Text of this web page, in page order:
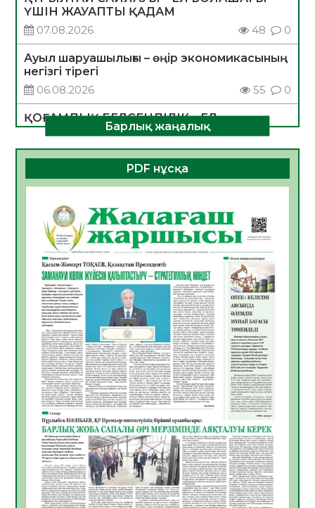
ҮШІН ЖАУАПТЫ ҚАДАМ
07.08.2026
48 0
Ауыл шаруашылығы – өңір экономикасының
негізгі тірегі
06.08.2026
55 0
ҚОҒАМДЫҚ БЕЛСЕНДІЛІК – ЕЛ
ДАМУЫНЫҢ НЕГІЗІ
06.08.2026
53 0
ҚҰРЫЛТАЙ САЙЛАУЫ – БОЛАШАҚҚА
БАСТАР ЖАУАПТЫ ТАҢДАУ
06.08.2026
Инфекциялық ауруларға қарсы иммундау
жұмыстарының тиімділігі
06.08.2026
57
Көкжөтел ауруы туралы
06.08.2026
55
АПВ вакцинасы туралы мәлімет
06.08.2026
56
Open Air: Қызылорда облысы полиция
департаменті 20 мыңнан астам
көрерменнің қауіпсіздігін қамтамасыз етті
06.08.2026
66
ҚЫЗЫЛОРДАДА «САНАЛЫ ҰРПАҚ –
ЖАРҚЫН БОЛАШАҚ» АТТЫ КЕҢЕЙТІЛГЕН
МӘЖІЛІС ӨТТІ
Барлық жаңалық
PDF нұсқа